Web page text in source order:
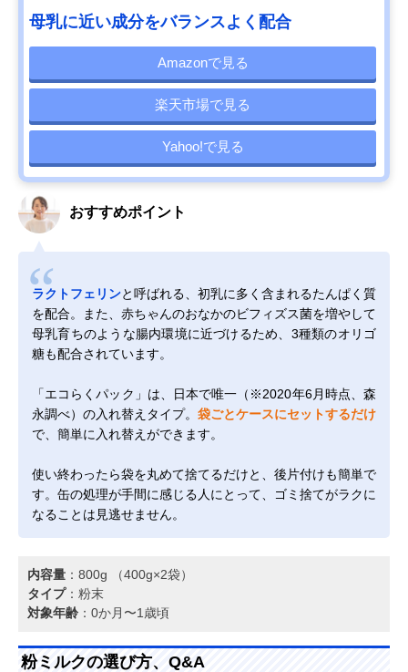
母乳に近い成分をバランスよく配合
Amazonで見る
楽天市場で見る
Yahoo!で見る
おすすめポイント
ラクトフェリンと呼ばれる、初乳に多く含まれるたんぱく質
を配合。また、赤ちゃんのおなかのビフィズス菌を増やして
母乳育ちのような腸内環境に近づけるため、3種類のオリゴ
糖も配合されています。
「エコらくパック」は、日本で唯一（※2020年6月時点、森
永調べ）の入れ替えタイプ。 袋ごとケースにセットするだけ
で、簡単に入れ替えができます。
使い終わったら袋を丸めて捨てるだけと、後片付けも簡単で
す。缶の処理が手間に感じる人にとって、ゴミ捨てがラクに
なることは見逃せません。
内容量 ：800g （400g×2袋）
タイプ：粉末
対象年齢 ：0か月〜1歳頃
粉ミルクの選び方、Q&A